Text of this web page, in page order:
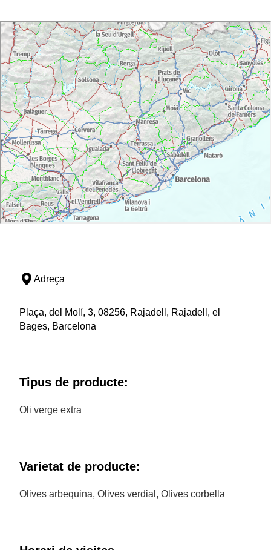
Adreça
Plaça, del Molí, 3, 08256, Rajadell, Rajadell, el
Bages, Barcelona
Tipus de producte:
Oli verge extra
Varietat de producte:
Olives arbequina, Olives verdial, Olives corbella